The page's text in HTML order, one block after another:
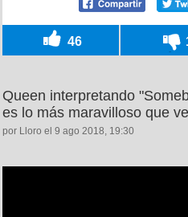
46
Queen interpretando
es lo más maravilloso que
por Lloro el 9 ago 2018, 19:30